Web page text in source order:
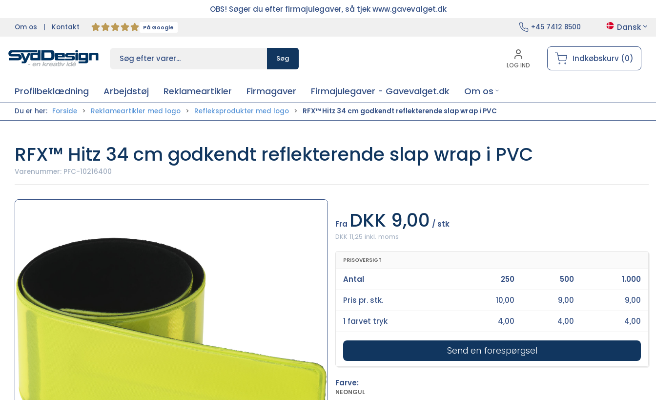
OBS! Søger du efter firmajulegaver, så tjek www.gavevalget.dk
Om os Kontakt På Google +45 7412 8500 Dansk
Søg
LOG IND
Indkøbskurv (0)
Profilbeklædning Arbejdstøj Reklameartikler Firmagaver Firmajulegaver - Gavevalget.dk Om os
Du er her: Forside Reklameartikler med logo Refleksprodukter med logo RFX™ Hitz 34 cm godkendt reflekterende slap wrap i PVC
RFX™ Hitz 34 cm godkendt reflekterende slap wrap i PVC
Varenummer: PFC-10216400
Fra DKK 9,00 / stk
DKK 11,25 inkl. moms
PRISOVERSIGT
Send en forespørgsel
Antal 250 500 1.000
Pris pr. stk. 10,00 9,00 9,00
1 farvet tryk 4,00 4,00 4,00
Farve:
NEONGUL